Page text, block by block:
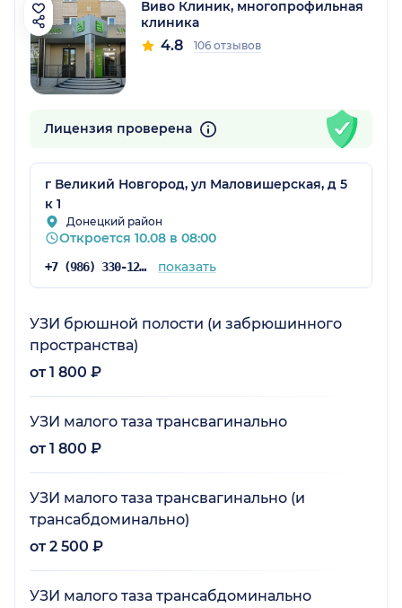
Виво Клиник, многопрофильная
клиника
4.8 106 отзывов
Лицензия проверена
г Великий Новгород, ул Маловишерская, д 5
к 1
Донецкий район
Откроется 10.08 в 08:00
+7 (986) 330-12-67 показать
УЗИ брюшной полости (и забрюшинного
пространства)
от 1 800 ₽
УЗИ малого таза трансвагинально
от 1 800 ₽
УЗИ малого таза трансвагинально (и
трансабдоминально)
от 2 500 ₽
УЗИ малого таза трансабдоминально